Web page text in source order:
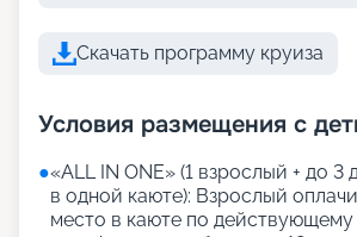
Скачать программу круиза
Условия размещения с
●«АLL IN ONE» (1 взрослый + до 3
в одной каюте): Взрослый
место в каюте по действующему